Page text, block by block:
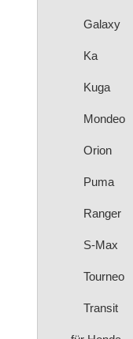
Galaxy
Ka
Kuga
Mondeo
Orion
Puma
Ranger
S-Max
Tourneo
Transit